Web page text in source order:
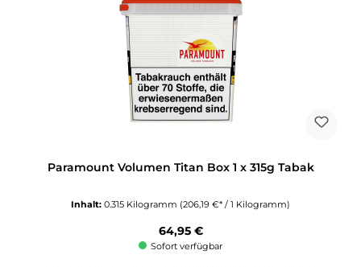
Paramount Volumen Titan Box 1 x 315g Tabak
Inhalt: 0.315 Kilogramm (206,19 €* / 1 Kilogramm)
Regulärer Preis:
64,95 €
Sofort verfügbar